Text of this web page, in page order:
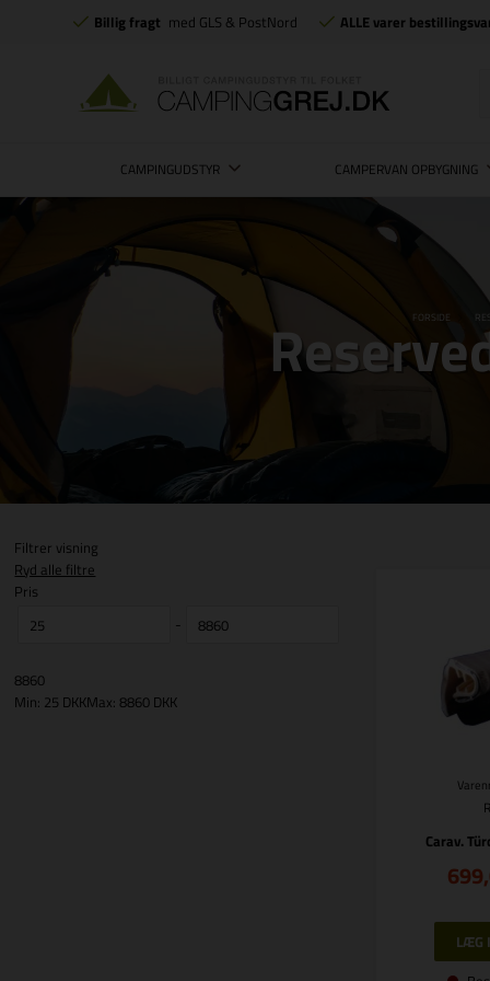
Billig fragt med GLS & PostNord ALLE varer
CAMPINGUDSTYR CAMPERVAN OPBYGNING
FORSIDE
Filtrer visning
Ryd alle filtre
Pris
-
8860
Min: 25 DKKMax: 8860 DKK
Carav.